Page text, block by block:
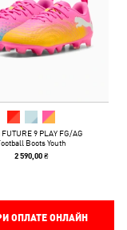
FUTURE 9 PLAY FG/AG
Boots Youth
2 590,00 ₴
ОПЛАТЕ ОНЛАЙН